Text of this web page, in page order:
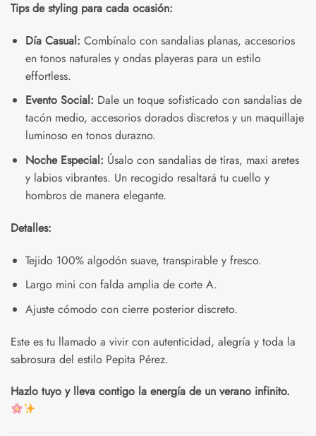
Tips de styling para cada ocasión:
Día Casual: Combínalo con sandalias planas, accesorios
en tonos naturales y ondas playeras para un estilo
effortless.
Evento Social: Dale un toque sofisticado con sandalias de
tacón medio, accesorios dorados discretos y un maquillaje
luminoso en tonos durazno.
Noche Especial: Úsalo con sandalias de tiras, maxi aretes
y labios vibrantes. Un recogido resaltará tu cuello y
hombros de manera elegante.
Detalles:
Tejido 100% algodón suave, transpirable y fresco.
Largo mini con falda amplia de corte A.
Ajuste cómodo con cierre posterior discreto.
Este es tu llamado a vivir con autenticidad, alegría y toda la
sabrosura del estilo Pepita Pérez.
Hazlo tuyo y lleva contigo la energía de un verano infinito.